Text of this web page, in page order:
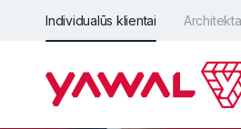
Individualūs klientai